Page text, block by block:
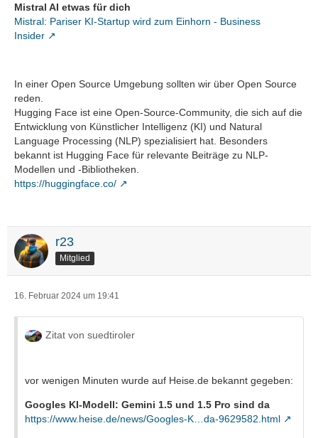
Mistral AI etwas für dich
Mistral: Pariser KI-Startup wird zum Einhorn - Business
Insider
In einer Open Source Umgebung sollten wir über Open Source
reden.
Hugging Face ist eine Open-Source-Community, die sich auf die
Entwicklung von Künstlicher Intelligenz (KI) und Natural
Language Processing (NLP) spezialisiert hat. Besonders
bekannt ist Hugging Face für relevante Beiträge zu NLP-
Modellen und -Bibliotheken.
https://huggingface.co/
r23
Mitglied
16. Februar 2024 um 19:41
Zitat von suedtiroler
vor wenigen Minuten wurde auf Heise.de bekannt gegeben:
Googles KI-Modell: Gemini 1.5 und 1.5 Pro sind da
https://www.heise.de/news/Googles-K…da-9629582.html